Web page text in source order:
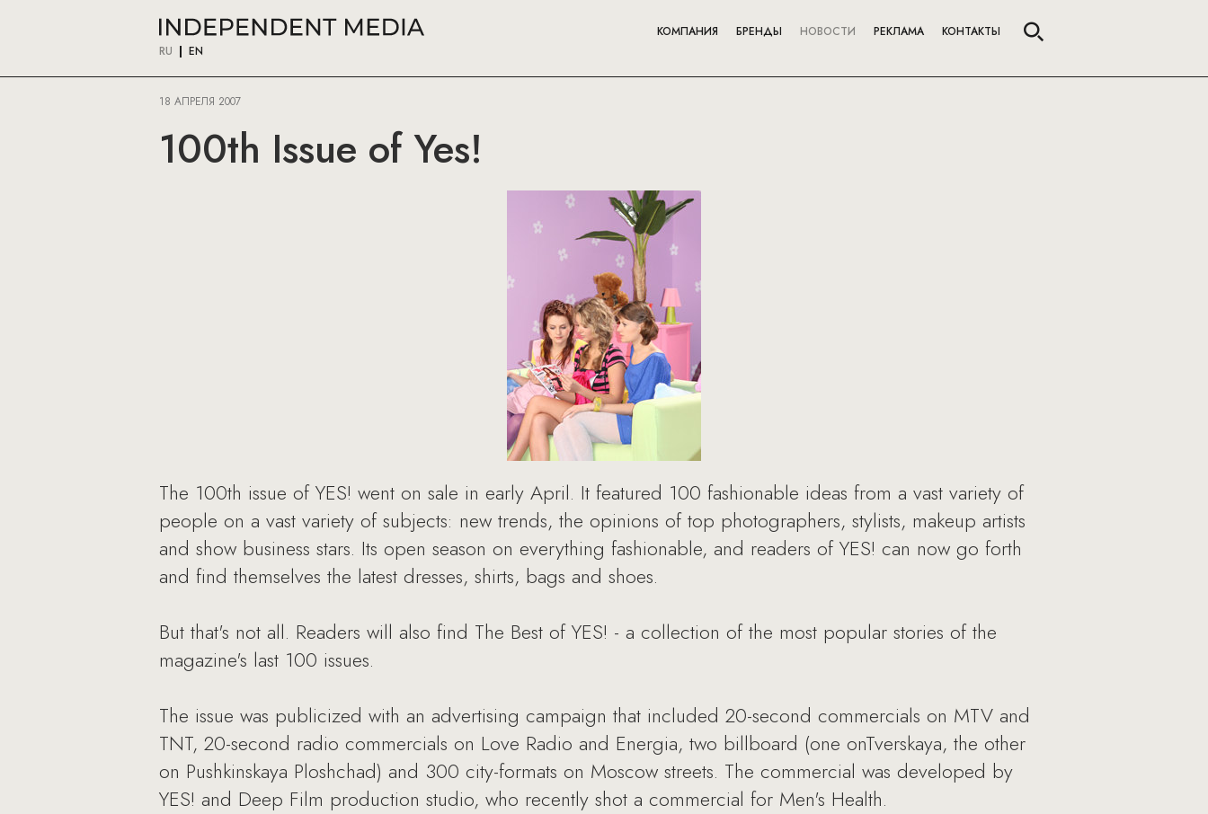
RU EN
КОМПАНИЯ БРЕНДЫ НОВОСТИ РЕКЛАМА КОНТАКТЫ
18 АПРЕЛЯ 2007
100th Issue of Yes!
The 100th issue of YES! went on sale in early April. It featured 100 fashionable ideas from a vast variety of
people on a vast variety of subjects: new trends, the opinions of top photographers, stylists, makeup artists
and show business stars. Its open season on everything fashionable, and readers of YES! can now go forth
and find themselves the latest dresses, shirts, bags and shoes.
But that's not all. Readers will also find The Best of YES! - a collection of the most popular stories of the
magazine's last 100 issues.
The issue was publicized with an advertising campaign that included 20-second commercials on MTV and
TNT, 20-second radio commercials on Love Radio and Energia, two billboard (one onTverskaya, the other
on Pushkinskaya Ploshchad) and 300 city-formats on Moscow streets. The commercial was developed by
YES! and Deep Film production studio, who recently shot a commercial for Men's Health.